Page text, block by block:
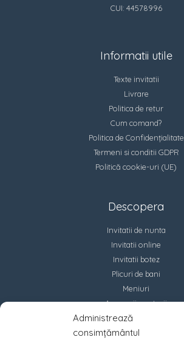
Administrează
consimțământul
CUI: 44578996
Informatii utile
Texte invitatii
Livrare
Politica de retur
Cum comand?
Politica de Confidențialitate
Termeni si conditii GDPR
Politică cookie-uri (UE)
Descopera
Invitatii de nunta
Invitatii online
Invitatii botez
Plicuri de bani
Meniuri
Accesorii marturii
Contact